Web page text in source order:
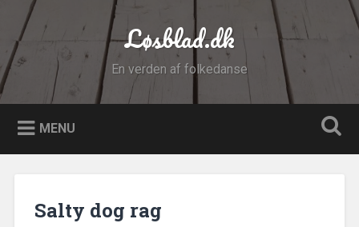
indhold
Søg Løsblad.dk
En verden af folkedanse
MENU
Salty dog rag